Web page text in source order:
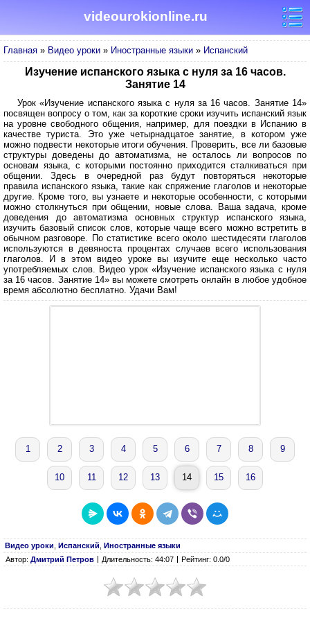
videourokionline.ru
Главная » Видео уроки » Иностранные языки » Испанский
Изучение испанского языка с нуля за 16 часов.
Занятие 14
Урок «Изучение испанского языка с нуля за 16 часов. Занятие 14»
посвящен вопросу о том, как за короткие сроки изучить испанский язык
на уровне свободного общения, например, для поездки в Испанию в
качестве туриста. Это уже четырнадцатое занятие, в котором уже
можно подвести некоторые итоги обучения. Проверить, все ли базовые
структуры доведены до автоматизма, не осталось ли вопросов по
основам языка, с которыми постоянно приходится сталкиваться при
общении. Здесь в очередной раз будут повторяться некоторые
правила испанского языка, такие как спряжение глаголов и некоторые
другие. Кроме того, вы узнаете и некоторые особенности, с которыми
можно столкнуться при общении, новые слова. Ваша задача, кроме
доведения до автоматизма основных структур испанского языка,
изучить базовый список слов, которые чаще всего можно встретить в
обычном разговоре. По статистике всего около шестидесяти глаголов
используются в девяноста процентах случаев всего использования
глаголов. И в этом видео уроке вы изучите еще несколько часто
употребляемых слов. Видео урок «Изучение испанского языка с нуля
за 16 часов. Занятие 14» вы можете смотреть онлайн в любое удобное
время абсолютно бесплатно. Удачи Вам!
1 2 3 4 5 6 7 8 9
10 11 12 13 14 15 16
Видео уроки Испанский Иностранные языки
Автор: Дмитрий Петров Длительность: 44:07 Рейтинг: 0.0/0